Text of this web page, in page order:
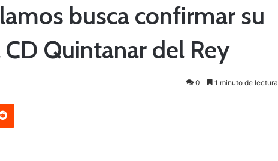
busca confirmar su
Quintanar del Rey
0 1 minuto de lectura